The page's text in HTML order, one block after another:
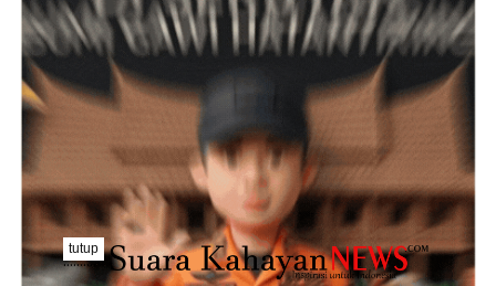
tutup
..........